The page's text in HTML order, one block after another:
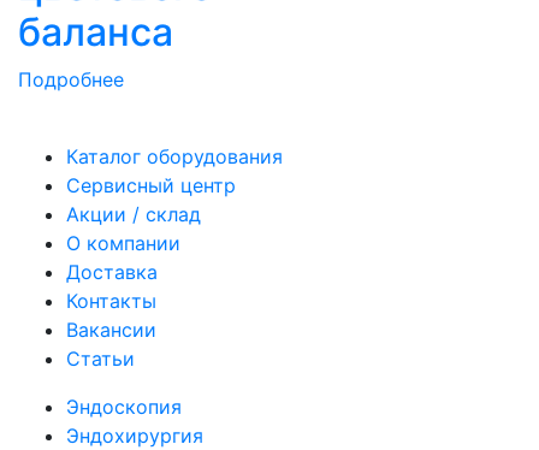
баланса
Подробнее
Каталог оборудования
Сервисный центр
Акции / склад
О компании
Доставка
Контакты
Вакансии
Статьи
Эндоскопия
Эндохирургия